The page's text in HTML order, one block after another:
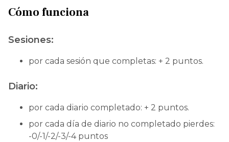
Cómo funciona
Sesiones:
por cada sesión que completas: + 2 puntos.
Diario:
por cada diario completado: + 2 puntos.
por cada día de diario no completado pierdes:
-0/-1/-2/-3/-4 puntos